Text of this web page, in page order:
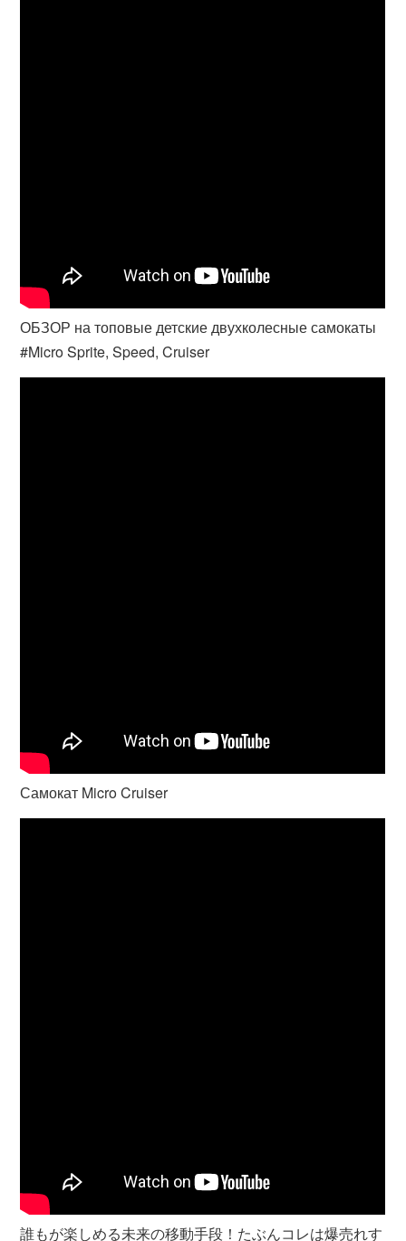
ОБЗОР на топовые детские двухколесные самокаты
#Micro Sprite, Speed, Cruiser
Самокат Micro Cruiser
誰もが楽しめる未来の移動手段！たぶんコレは爆売れす